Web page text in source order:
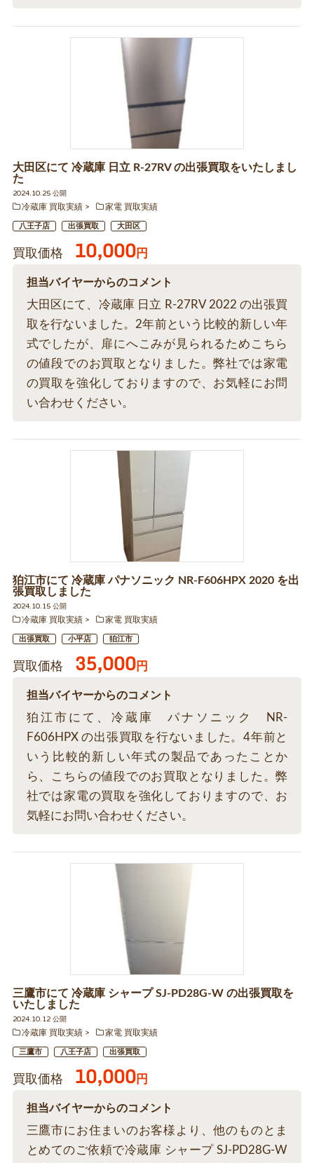
大田区にて 冷蔵庫 日立 R-27RV の出張買取をいたしまし
た
2024.10.25 公開
冷蔵庫 買取実績
家電 買取実績
八王子店 出張買取 大田区
買取価格 10,000円
担当バイヤーからのコメント
大田区にて、冷蔵庫 日立 R-27RV 2022 の出張買
取を行ないました。2年前という比較的新しい年
式でしたが、扉にへこみが見られるためこちら
の値段でのお買取となりました。弊社では家電
の買取を強化しておりますので、お気軽にお問
い合わせください。
狛江市にて 冷蔵庫 パナソニック NR-F606HPX 2020 を出
張買取しました
2024.10.15 公開
冷蔵庫 買取実績
家電 買取実績
出張買取 小平店 狛江市
買取価格 35,000円
担当バイヤーからのコメント
狛江市にて、冷蔵庫 パナソニック NR-
F606HPX の出張買取を行ないました。4年前と
いう比較的新しい年式の製品であったことか
ら、こちらの値段でのお買取となりました。弊
社では家電の買取を強化しておりますので、お
気軽にお問い合わせください。
三鷹市にて 冷蔵庫 シャープ SJ-PD28G-W の出張買取を
いたしました
2024.10.12 公開
冷蔵庫 買取実績
家電 買取実績
三鷹市 八王子店 出張買取
買取価格 10,000円
担当バイヤーからのコメント
三鷹市にお住まいのお客様より、他のものとま
とめてのご依頼で冷蔵庫 シャープ SJ-PD28G-W